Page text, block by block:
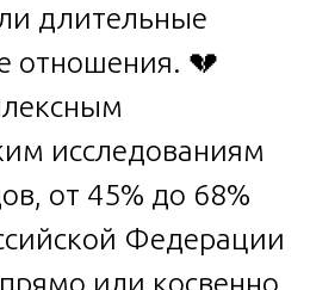
длительные
отношения. 💔
исследованиям
от 45% до 68%
Федерации
или косвенно